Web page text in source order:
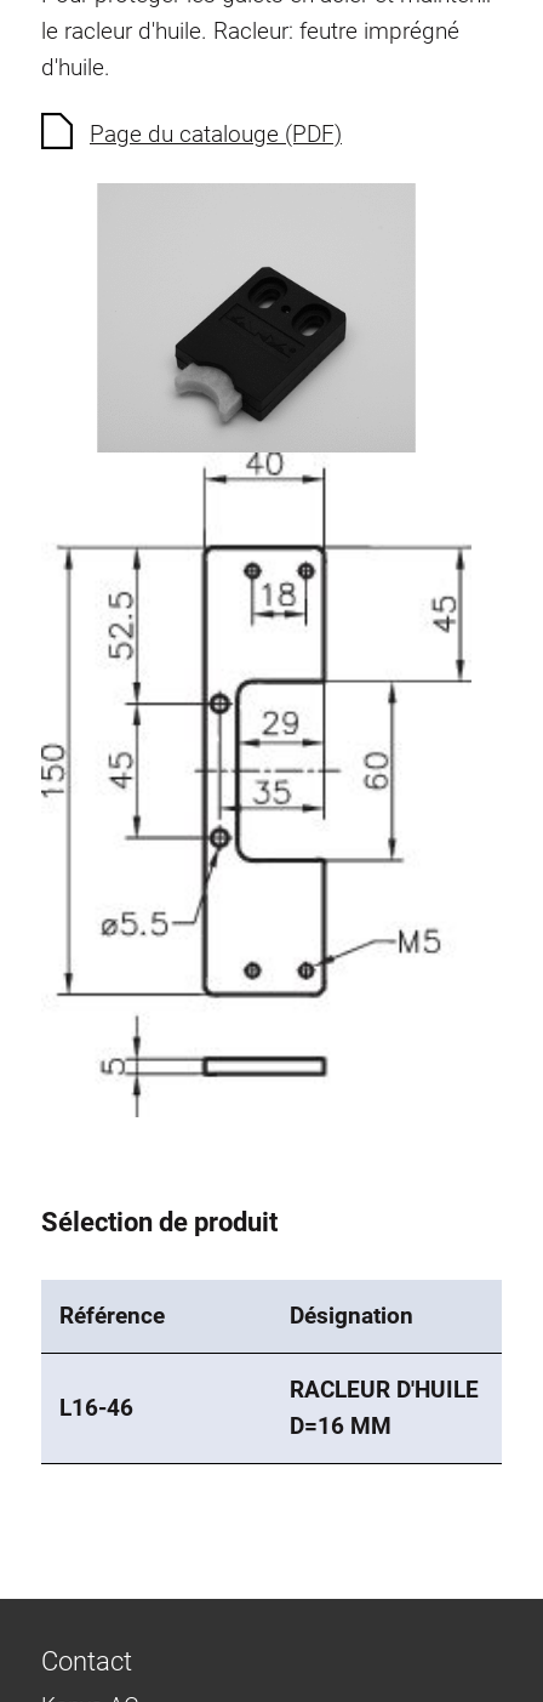
Ecrous à ressort
Éléments de Raccordements de fond
Eléments de surface
Charnières et Articulations
Éléments pneumatique
Éléments dynamique
Elément d’angle
Colonne Elevatrice
Système de transrouler
le racleur d'huile. Racleur: feutre imprégné
d'huile.
Page du catalouge (PDF)
Sélection de produit
Référence Désignation
L16-46
RACLEUR D'HUILE
D=16 MM
Contact